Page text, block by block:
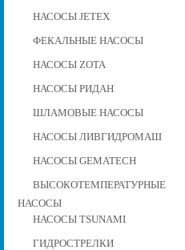
НАСОСЫ JETEX
ФЕКАЛЬНЫЕ НАСОСЫ
НАСОСЫ ZOTA
НАСОСЫ РИДАН
ШЛАМОВЫЕ НАСОСЫ
НАСОСЫ ЛИВГИДРОМАШ
НАСОСЫ GEMATECH
ВЫСОКОТЕМПЕРАТУРНЫЕ
НАСОСЫ
НАСОСЫ TSUNAMI
ГИДРОСТРЕЛКИ